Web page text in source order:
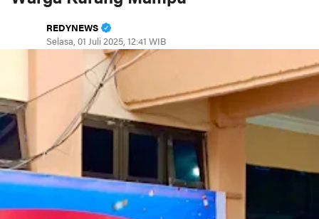
REDYNEWS
Selasa, 01 Juli 2025, 12:41 WIB